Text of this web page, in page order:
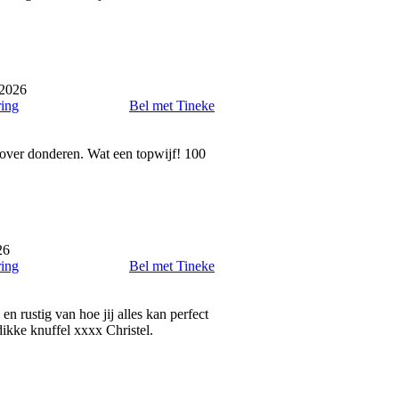
Bel met Tineke
donderen. Wat een topwijf! 100
Bel met Tineke
rustig van hoe jij alles kan perfect
knuffel xxxx Christel.